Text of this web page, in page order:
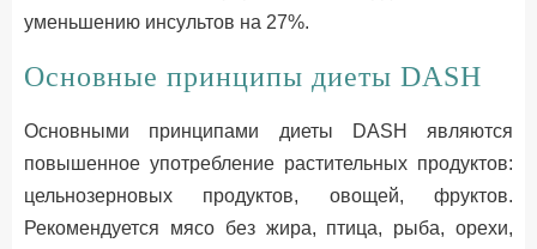
уменьшению инсультов на 27%.
Основные принципы диеты DASH
Основными принципами диеты DASH являются
повышенное употребление растительных продуктов:
цельнозерновых продуктов, овощей, фруктов.
Рекомендуется мясо без жира, птица, рыба, орехи,